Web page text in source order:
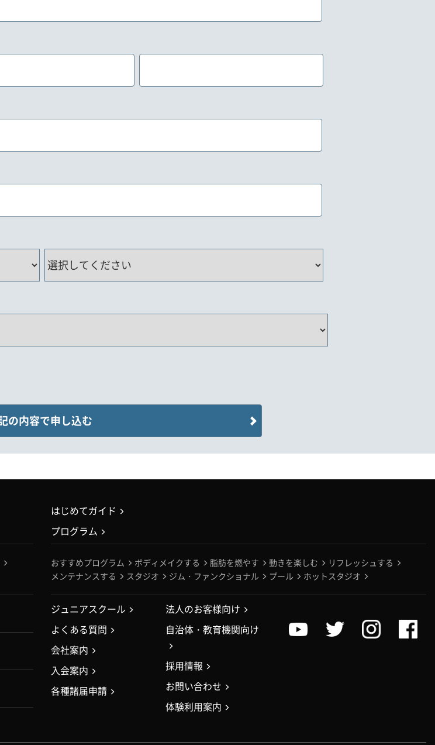
はじめてガイド
プログラム
おすすめプログラム ボディメイクする 脂肪を燃やす 動きを楽しむ
リフレッシュする
メンテナンスする
スタジオ ジム・ファンクショナル プール ホットスタジオ
ジュニアスクール
よくある質問
会社案内
入会案内
各種諸届申請
法人のお客様向け
自治体・教育機関向け
採用情報
お問い合わせ
体験利用案内